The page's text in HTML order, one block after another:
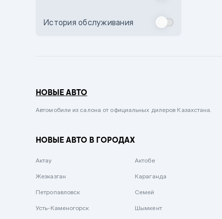
Комбинированный
Сиреневый металлик
Вишневый
История обслуживания
НОВЫЕ АВТО
Автомобили из салона от официальных дилеров Казахстана.
НОВЫЕ АВТО В ГОРОДАХ
Актау Актобе
Жезказган Караганда
Петропавловск Семей
Усть-Каменогорск Шымкент